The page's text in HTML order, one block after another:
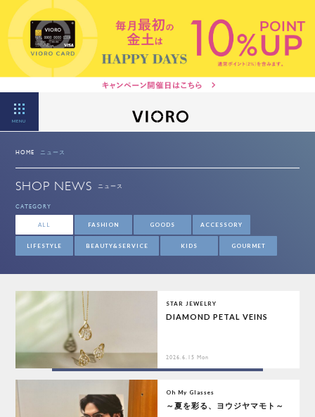
MENU
HOME ニュース
SHOP NEWS ニュース
CATEGORY
ALL FASHION GOODS ACCESSORY
LIFESTYLE BEAUTY&SERVICE KIDS GOURMET
STAR JEWELRY
DIAMOND PETAL VEINS
2026.6.15 Mon
Oh My Glasses
～夏を彩る、ヨウジヤマモト～